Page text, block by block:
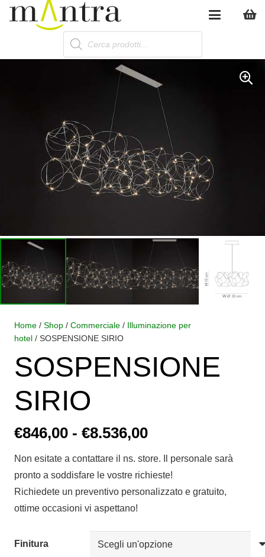
Products
search
Home / Shop / Commerciale / Illuminazione per
hotel / SOSPENSIONE SIRIO
SOSPENSIONE
SIRIO
€846,00 - €8.536,00Fascia
prezzo:
da
€846,00
€8.536,00
Non esitate a contattare il ns. store. Il personale sarà
pronto a soddisfare le vostre richieste!
Richiedete un preventivo personalizzato e gratuito,
ottime occasioni vi aspettano!
Finitura